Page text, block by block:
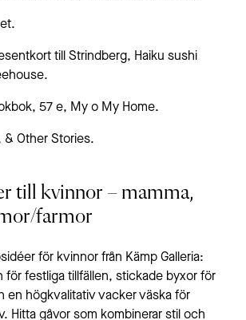
till Strindberg, Haiku sushi
57 e, My o My Home.
& Other Stories.
till kvinnor – mamma,
farmor
för kvinnor från Kämp Galleria:
för festliga tillfällen, stickade byxor för
en högkvalitativ vacker väska för
Hitta gåvor som kombinerar stil och